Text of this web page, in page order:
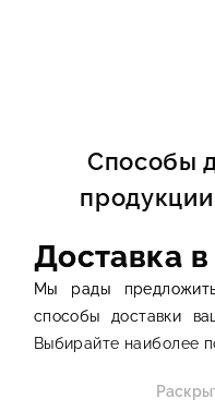
Способы
Доставка
Мы рады
способы доставки
Выбирайте наиболее